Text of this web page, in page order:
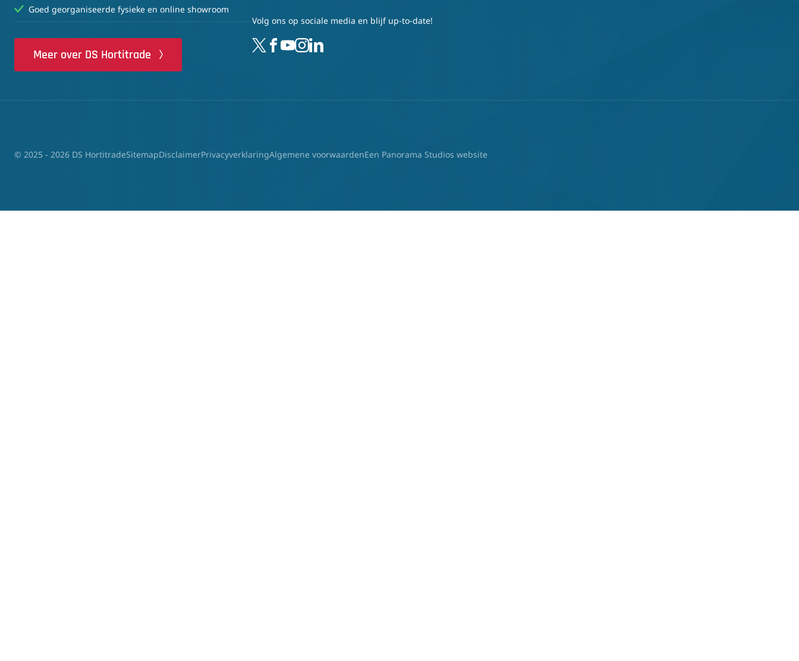
Goed georganiseerde fysieke en online showroom
Meer over DS Hortitrade
Volg ons op sociale media en blijf up-to-date!
© 2025 - 2026 DS HortitradeSitemapDisclaimerPrivacyverklaringAlgemene voorwaardenEen Panorama Studios website